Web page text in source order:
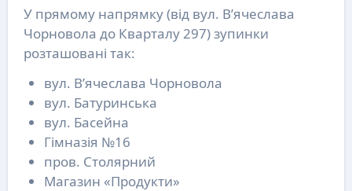
У прямому напрямку (від вул. В’ячеслава
Чорновола до Кварталу 297) зупинки
розташовані так:
вул. В’ячеслава Чорновола
вул. Батуринська
вул. Басейна
Гімназія №16
пров. Столярний
Магазин «Продукти»